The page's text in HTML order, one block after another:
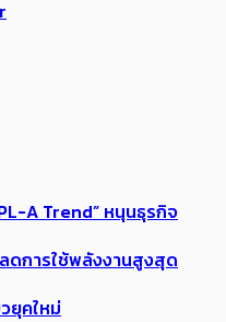
A Trend” หนุนธุรกิจ
ลดการใช้พลังงานสูงสุด
ยุคใหม่